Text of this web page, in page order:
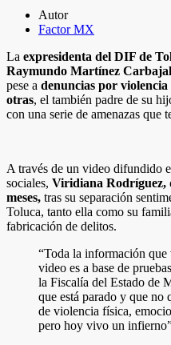
Autor
Factor MX
La expresidenta del DIF de
Raymundo Martínez Carbajal
pese a denuncias por
otras, el también padre de su
con una serie de amenazas que
A través de un video difundido
sociales, Viridiana Rodríguez,
meses, tras su separación
Toluca, tanto ella como su
fabricación de delitos.
“Toda la información que
video es a base de
la Fiscalía del Estado de
que está parado y que no
de violencia física,
pero hoy vivo un